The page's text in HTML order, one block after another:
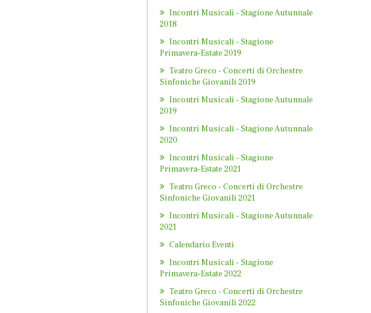
Incontri Musicali - Stagione Autunnale
2018
Incontri Musicali - Stagione
Primavera-Estate 2019
Teatro Greco - Concerti di Orchestre
Sinfoniche Giovanili 2019
Incontri Musicali - Stagione Autunnale
2019
Incontri Musicali - Stagione Autunnale
2020
Incontri Musicali - Stagione
Primavera-Estate 2021
Teatro Greco - Concerti di Orchestre
Sinfoniche Giovanili 2021
Incontri Musicali - Stagione Autunnale
2021
Calendario Eventi
Incontri Musicali - Stagione
Primavera-Estate 2022
Teatro Greco - Concerti di Orchestre
Sinfoniche Giovanili 2022